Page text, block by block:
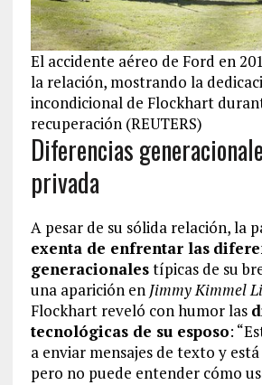
El accidente aéreo de Ford en
la relación, mostrando la
incondicional de Flockhart
recuperación (REUTERS)
Diferencias
privada
A pesar de su sólida relación, la
exenta de enfrentar las
generacionalestípicas de su
una aparición en Jimmy Kimmel
Flockhart reveló con humor las
tecnológicas de su esposo:
a enviar mensajes de texto y está
pero no puede entender cómo